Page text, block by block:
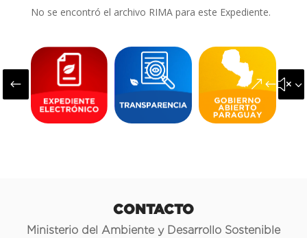
No se encontró el archivo RIMA para este Expediente.
#
CONTACTO
Ministerio del Ambiente y Desarrollo Sostenible